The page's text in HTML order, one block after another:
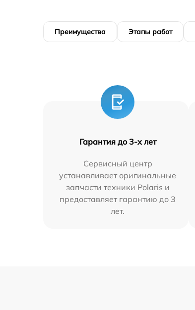
Преимущества Этапы работ
Гарантия до 3-х лет
Сервисный центр
устанавливает оригинальные
запчасти техники Polaris и
предоставляет гарантию до 3
лет.